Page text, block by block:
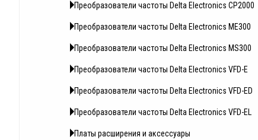
Преобразователи частоты Delta Electronics CP2000
Преобразователи частоты Delta Electronics ME300
Преобразователи частоты Delta Electronics MS300
Преобразователи частоты Delta Electronics VFD-E
Преобразователи частоты Delta Electronics VFD-ED
Преобразователи частоты Delta Electronics VFD-EL
Платы расширения и аксессуары